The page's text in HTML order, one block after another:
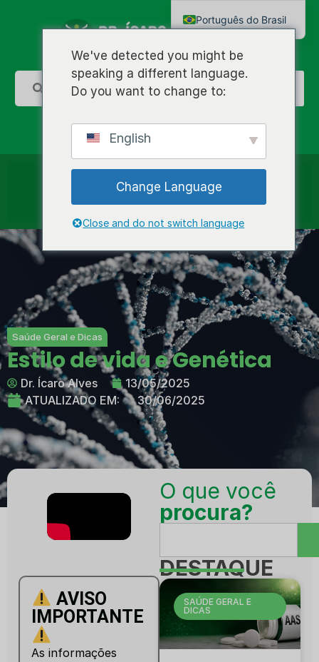
Saúde Geral e Dicas
Estilo de vida e Genética
Dr. Ícaro Alves
13/05/2025
ATUALIZADO EM:
30/06/2025
AVISO
IMPORTANTE
As informações
O que você
procura?
DESTAQUE
SAÚDE GERAL E
DICAS
We've detected you might be
speaking a different language.
Do you want to change to:
English
Change Language
Close and do not switch language
Português do Brasil